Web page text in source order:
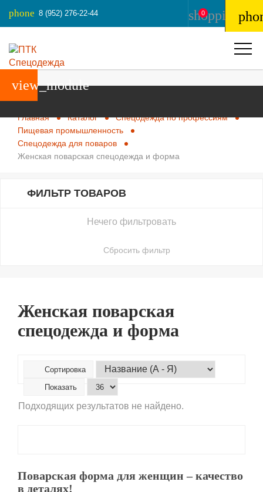
phone 8 (952) 276-22-44 0
Главная Каталог
Спецодежда по профессиям
Пищевая промышленность
Спецодежда для поваров
Женская поварская спецодежда и форма
ФИЛЬТР ТОВАРОВ
Нечего фильтровать
Сбросить фильтр
view_module
Женская поварская
спецодежда и форма
Сортировка
Показать
Подходящих результатов не найдено.
Поварская форма для женщин – качество
в деталях!